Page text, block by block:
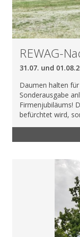
REWAG-
31.07. und
Daumen halten
Sonderausgabe
Firmenjubiläums!
befürchtet wird,